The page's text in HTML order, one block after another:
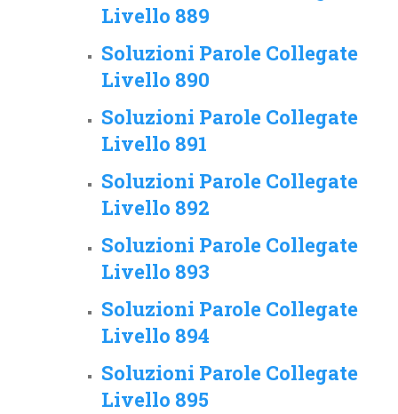
Livello 889
Soluzioni Parole Collegate
Livello 890
Soluzioni Parole Collegate
Livello 891
Soluzioni Parole Collegate
Livello 892
Soluzioni Parole Collegate
Livello 893
Soluzioni Parole Collegate
Livello 894
Soluzioni Parole Collegate
Livello 895